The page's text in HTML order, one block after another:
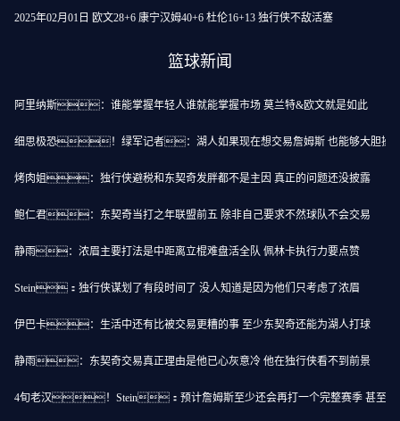
2025年02月01日 欧文28+6 康宁汉姆40+6 杜伦16+13 独行侠不敌活塞
篮球新闻
阿里纳斯：谁能掌握年轻人谁就能掌握市场 莫兰特&欧文就是如此
细思极恐！绿军记者：湖人如果现在想交易詹姆斯 也能够大胆操
烤肉姐：独行侠避税和东契奇发胖都不是主因 真正的问题还没披露
鲍仁君：东契奇当打之年联盟前五 除非自己要求不然球队不会交易
静雨：浓眉主要打法是中距离立棍难盘活全队 佩林卡执行力要点赞
Stein：独行侠谋划了有段时间了 没人知道是因为他们只考虑了浓眉
伊巴卡：生活中还有比被交易更糟的事 至少东契奇还能为湖人打球
静雨：东契奇交易真正理由是他已心灰意冷 他在独行侠看不到前景
4旬老汉！Stein：预计詹姆斯至少还会再打一个完整赛季 甚至更